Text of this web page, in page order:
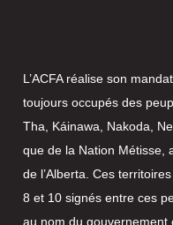
L’ACFA réalise son
toujours occupés des
Tha, Káinawa, Nakoda,
que de la Nation Métisse,
de l’Alberta. Ces
8 et 10 signés entre ces
au nom du gouvernement